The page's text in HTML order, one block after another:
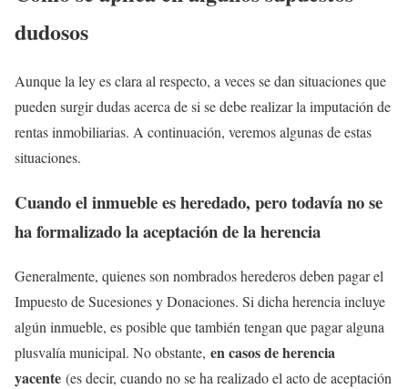
dudosos
Aunque la ley es clara al respecto, a veces se dan situaciones que
pueden surgir dudas acerca de si se debe realizar la imputación de
rentas inmobiliarias. A continuación, veremos algunas de estas
situaciones.
Cuando el inmueble es heredado, pero todavía no se
ha formalizado la aceptación de la herencia
Generalmente, quienes son nombrados herederos deben pagar el
Impuesto de Sucesiones y Donaciones. Si dicha herencia incluye
algún inmueble, es posible que también tengan que pagar alguna
plusvalía municipal. No obstante, en casos de herencia
yacente (es decir, cuando no se ha realizado el acto de aceptación